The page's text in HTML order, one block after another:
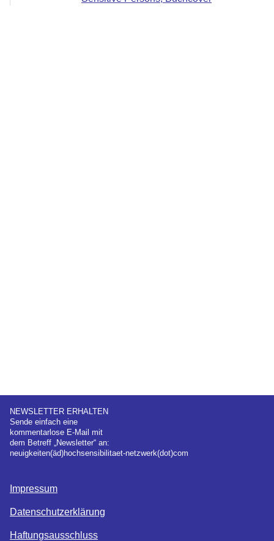
NEWSLETTER ERHALTEN
Sende einfach eine
kommentarlose E-Mail mit
dem Betreff „Newsletter“ an:
neuigkeiten(äd)hochsensibilitaet-netzwerk(dot)com
Impressum
Datenschutzerklärung
Haftungsausschluss